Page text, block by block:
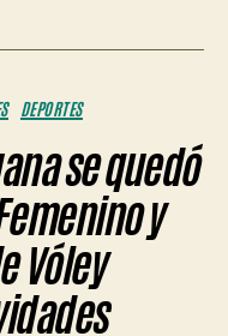
DEPORTES
se quedó
y
Vóley